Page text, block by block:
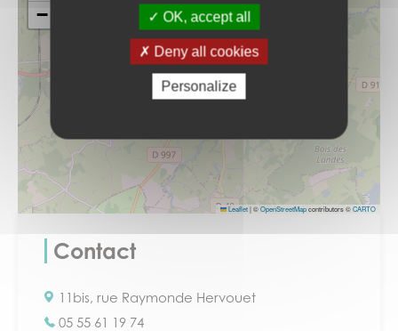
−
Leaflet|©OpenStreetMapcontributors ©CARTO
Contact
11bis, rue Raymonde Hervouet
05 55 61 19 74
OK, accept all
Deny all cookies
Personalize